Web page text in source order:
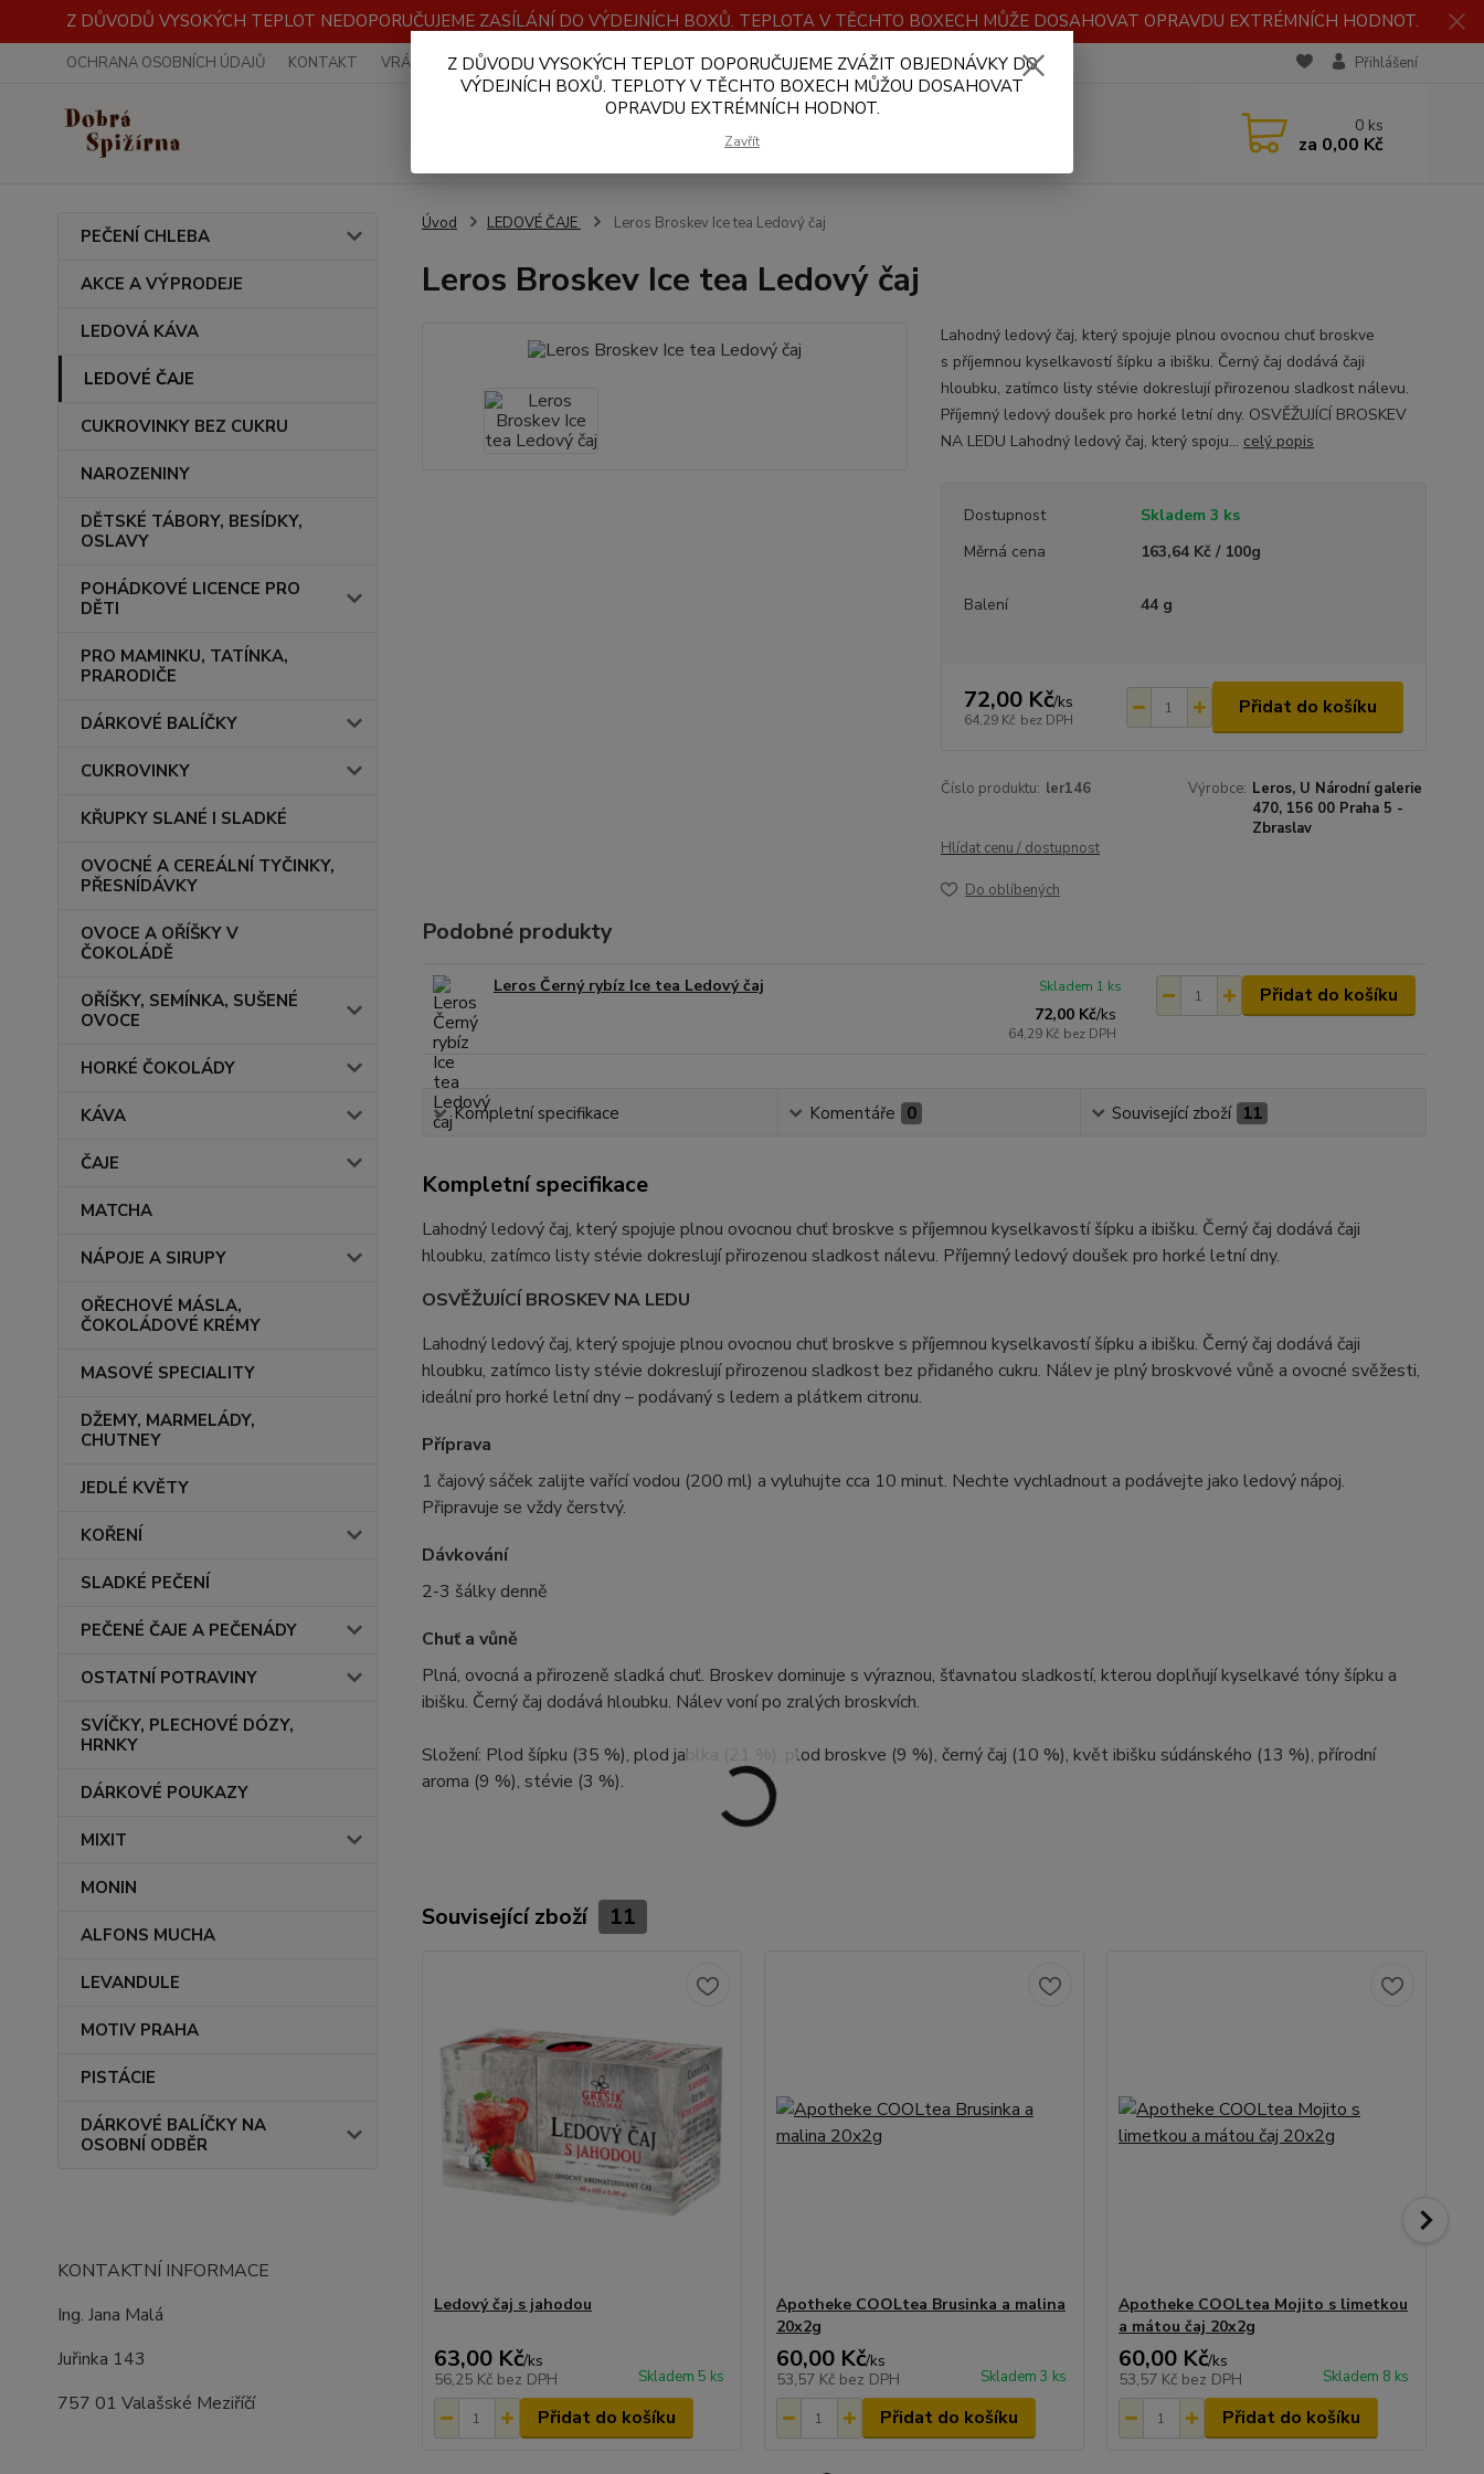
Z DŮVODŮ VYSOKÝCH TEPLOT NEDOPORUČUJEME ZASÍLÁNÍ DO VÝDEJNÍCH BOXŮ. TEPLOTA V TĚCHTO BOXECH MŮŽE DOSAHOVAT OPRAVDU EXTRÉMNÍCH HODNOT.
OCHRANA OSOBNÍCH ÚDAJŮ KONTAKT VRÁCENÍ ZBOŽÍ OBCHODNÍ PODMÍNKY PLATBA A DOPRAVA VELKOOBCHOD RECENZE Přihlášení
Hledat 0 ks
za 0,00 Kč
PEČENÍ CHLEBA
AKCE A VÝPRODEJE
LEDOVÁ KÁVA
LEDOVÉ ČAJE
CUKROVINKY BEZ CUKRU
NAROZENINY
DĚTSKÉ TÁBORY, BESÍDKY,
OSLAVY
POHÁDKOVÉ LICENCE PRO
DĚTI
PRO MAMINKU, TATÍNKA,
PRARODIČE
DÁRKOVÉ BALÍČKY
CUKROVINKY
KŘUPKY SLANÉ I SLADKÉ
OVOCNÉ A CEREÁLNÍ TYČINKY,
PŘESNÍDÁVKY
OVOCE A OŘÍŠKY V
ČOKOLÁDĚ
OŘÍŠKY, SEMÍNKA, SUŠENÉ
OVOCE
HORKÉ ČOKOLÁDY
KÁVA
ČAJE
MATCHA
NÁPOJE A SIRUPY
OŘECHOVÉ MÁSLA,
ČOKOLÁDOVÉ KRÉMY
MASOVÉ SPECIALITY
DŽEMY, MARMELÁDY,
CHUTNEY
JEDLÉ KVĚTY
KOŘENÍ
SLADKÉ PEČENÍ
PEČENÉ ČAJE A PEČENÁDY
OSTATNÍ POTRAVINY
SVÍČKY, PLECHOVÉ DÓZY,
HRNKY
DÁRKOVÉ POUKAZY
MIXIT
MONIN
ALFONS MUCHA
LEVANDULE
MOTIV PRAHA
PISTÁCIE
DÁRKOVÉ BALÍČKY NA
OSOBNÍ ODBĚR
KONTAKTNÍ INFORMACE
Ing. Jana Malá
Juřinka 143
757 01 Valašské Meziříčí
Úvod LEDOVÉ ČAJE Leros Broskev Ice tea Ledový čaj
Leros Broskev Ice tea Ledový čaj
Lahodný ledový čaj, který spojuje plnou ovocnou chuť broskve
s příjemnou kyselkavostí šípku a ibišku. Černý čaj dodává čaji
hloubku, zatímco listy stévie dokreslují přirozenou sladkost nálevu.
Příjemný ledový doušek pro horké letní dny. OSVĚŽUJÍCÍ BROSKEV
NA LEDU Lahodný ledový čaj, který spoju... celý popis
Dostupnost
Skladem 3 ks
Měrná cena
163,64 Kč / 100g
Balení 44 g
72,00 Kč/ks
64,29 Kč bez DPH
Přidat do košíku
Číslo produktu: ler146 Výrobce: Leros, U Národní galerie
470, 156 00 Praha 5 -
Zbraslav
Hlídat cenu / dostupnost
Do oblíbených
Podobné produkty
Leros Černý rybíz Ice tea Ledový čaj
72,00 Kč/ks
64,29 Kč bez DPH
Skladem 1 ks Přidat do košíku
Kompletní specifikace Komentáře 0 Související zboží 11
Kompletní specifikace
Lahodný ledový čaj, který spojuje plnou ovocnou chuť broskve s příjemnou kyselkavostí šípku a ibišku. Černý čaj dodává čaji
hloubku, zatímco listy stévie dokreslují přirozenou sladkost nálevu. Příjemný ledový doušek pro horké letní dny.
OSVĚŽUJÍCÍ BROSKEV NA LEDU
Lahodný ledový čaj, který spojuje plnou ovocnou chuť broskve s příjemnou kyselkavostí šípku a ibišku. Černý čaj dodává čaji
hloubku, zatímco listy stévie dokreslují přirozenou sladkost bez přidaného cukru. Nálev je plný broskvové vůně a ovocné svěžesti,
ideální pro horké letní dny – podávaný s ledem a plátkem citronu.
Příprava
1 čajový sáček zalijte vařící vodou (200 ml) a vyluhujte cca 10 minut. Nechte vychladnout a podávejte jako ledový nápoj.
Připravuje se vždy čerstvý.
Dávkování
2-3 šálky denně
Chuť a vůně
Plná, ovocná a přirozeně sladká chuť. Broskev dominuje s výraznou, šťavnatou sladkostí, kterou doplňují kyselkavé tóny šípku a
ibišku. Černý čaj dodává hloubku. Nálev voní po zralých broskvích.
Složení: Plod šípku (35 %), plod jablka (21 %), plod broskve (9 %), černý čaj (10 %), květ ibišku súdánského (13 %), přírodní
aroma (9 %), stévie (3 %).
Související zboží 11
Ledový čaj s jahodou
63,00 Kč/ks
56,25 Kč bez DPH Skladem 5 ks
Přidat do košíku
Apotheke COOLtea Brusinka a malina
20x2g
60,00 Kč/ks
53,57 Kč bez DPH Skladem 3 ks
Přidat do košíku
Apotheke COOLtea Mojito s limetkou
a mátou čaj 20x2g
60,00 Kč/ks
53,57 Kč bez DPH Skladem 8 ks
Přidat do košíku
Z DŮVODU VYSOKÝCH TEPLOT DOPORUČUJEME ZVÁŽIT OBJEDNÁVKY DO
VÝDEJNÍCH BOXŮ. TEPLOTY V TĚCHTO BOXECH MŮŽOU DOSAHOVAT
OPRAVDU EXTRÉMNÍCH HODNOT.
Zavřít